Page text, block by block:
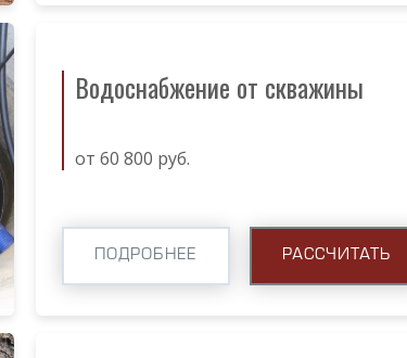
Водоснабжение от скважины
от 60 800 руб.
ПОДРОБНЕЕ РАССЧИТАТЬ